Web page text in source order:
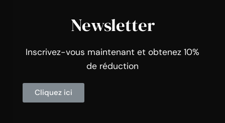
Newsletter
Inscrivez-vous maintenant et obtenez 10%
de réduction
Cliquez ici